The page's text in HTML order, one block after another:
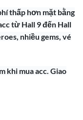
thấp hơn mặt bằng
từ Hall 9 đến Hall
nhiều gems, vé
khi mua acc. Giao